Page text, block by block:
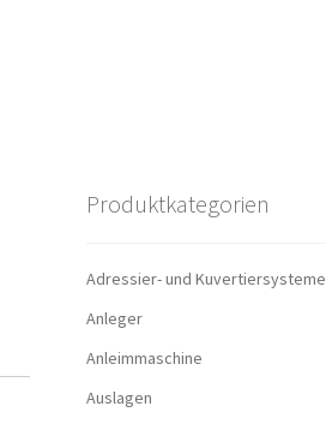
Produktkategorien
Adressier- und Kuvertiersysteme
Anleger
Anleimmaschine
Auslagen